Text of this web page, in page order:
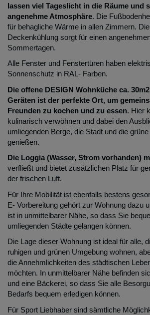
lassen viel Tageslicht in die Räume und
angenehme Atmosphäre. Die
für behagliche Wärme in allen Zimmern.
Deckenkühlung sorgt für einen
Sommertagen.
Alle Fenster und Fenstertüren haben
Sonnenschutz in RAL- Farben.
Die offene DESIGN Wohnküche ca.
Geräten ist der perfekte Ort, um
Freunden zu kochen und zu essen. Hier
kulinarisch verwöhnen und dabei den
umliegenden Berge, die Stadt und die
genießen.
Die Loggia (Wasser, Strom vorhanden)
verfließt und bietet zusätzlichen Platz für
der frischen Luft.
Für Ihre Mobilität ist ebenfalls bestens
E- Vorbereitung gehört zur Wohnung dazu
ist in unmittelbarer Nähe, so dass Sie
umliegenden Städte gelangen können.
Die Lage dieser Wohnung ist ideal für alle,
ruhigen und grünen Umgebung wohnen,
die Annehmlichkeiten des städtischen
möchten. In unmittelbarer Nähe befinden
und eine Bäckerei, so dass Sie alle
Bedarfs bequem erledigen können.
Für Sport Liebhaber sind sämtliche